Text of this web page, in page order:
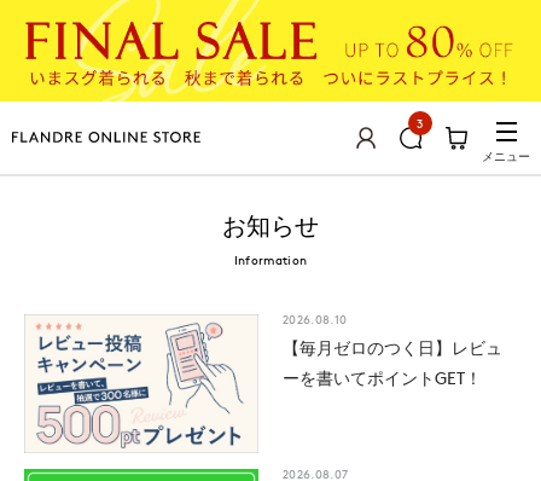
3
メニュー
お知らせ
Information
2026.08.10
【毎月ゼロのつく日】レビュ
ーを書いてポイントGET！
2026.08.07